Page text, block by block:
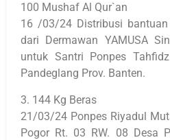
100 Mushaf Al Qur`an
16 /03/24 Distribusi bantuan
dari Dermawan YAMUSA
untuk Santri Ponpes
Pandeglang Prov. Banten.
3. 144 Kg Beras
21/03/24 Ponpes Riyadul
Pogor Rt. 03 RW. 08 Desa